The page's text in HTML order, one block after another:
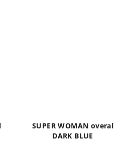
SUPER WOMAN overal
DARK BLUE